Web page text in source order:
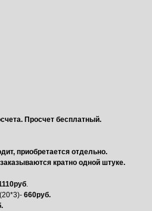
Просчет бесплатный.
приобретается отдельно.
кратно одной штуке.
.
660руб.